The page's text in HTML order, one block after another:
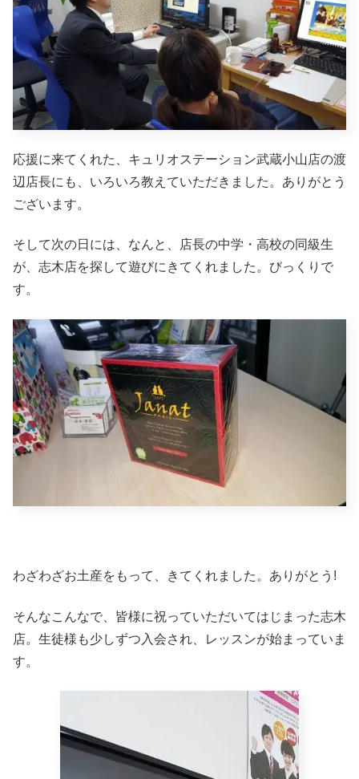
応援に来てくれた、キュリオステーション武蔵小山店の渡
辺店長にも、いろいろ教えていただきました。ありがとう
ございます。
そして次の日には、なんと、店長の中学・高校の同級生
が、志木店を探して遊びにきてくれました。びっくりで
す。
わざわざお土産をもって、きてくれました。ありがとう!
そんなこんなで、皆様に祝っていただいてはじまった志木
店。生徒様も少しずつ入会され、レッスンが始まっていま
す。